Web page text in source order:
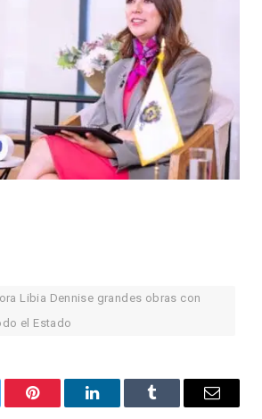
Libia Dennise grandes obras con
el Estado
Pinterest LinkedInTumblr Email